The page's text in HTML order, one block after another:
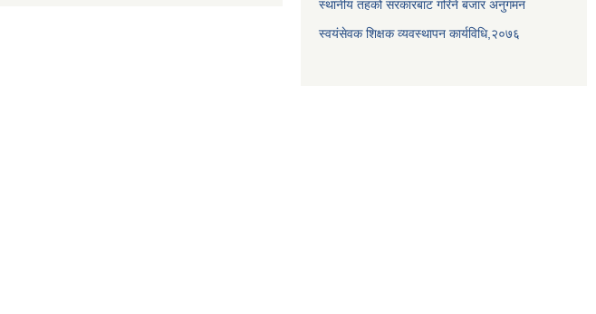
स्थानीय तहको सरकारबाट गरिने बजार अनुगमन
स्वयंसेवक शिक्षक व्यवस्थापन कार्यविधि,२०७६